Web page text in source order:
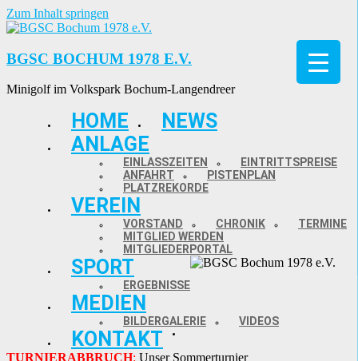
Zum Inhalt springen
BGSC BOCHUM 1978 E.V.
Minigolf im Volkspark Bochum-Langendreer
HOME
NEWS
ANLAGE
EINLASSZEITEN
EINTRITTSPREISE
ANFAHRT
PISTENPLAN
PLATZREKORDE
VEREIN
VORSTAND CHRONIK
TERMINE
MITGLIED WERDEN
MITGLIEDERPORTAL
SPORT
ERGEBNISSE
MEDIEN
BILDERGALERIE VIDEOS
KONTAKT
TURNIERABBRUCH: Unser Sommerturnier